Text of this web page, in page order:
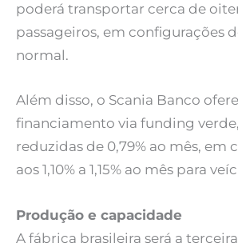
poderá transportar cerca de
passageiros, em configurações
normal.
Além disso, o Scania Banco
financiamento via funding
reduzidas de 0,79% ao mês, em
aos 1,10% a 1,15% ao mês para
Produção e capacidade
A fábrica brasileira será a